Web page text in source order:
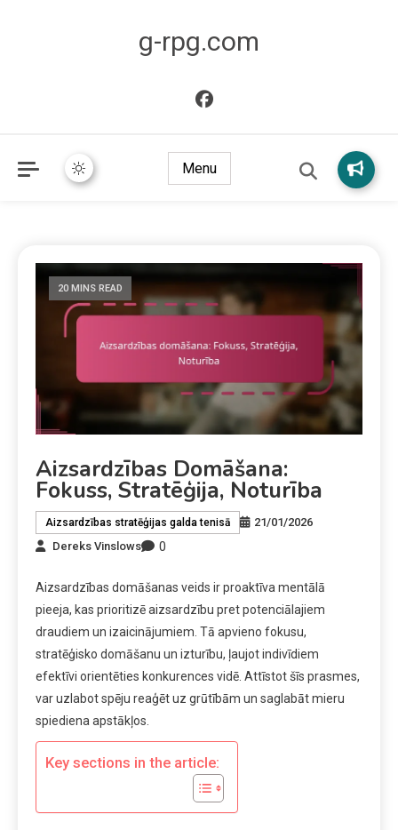
g-rpg.com
Menu
20 MINS READ
Aizsardzības Domāšana:
Fokuss, Stratēģija, Noturība
Aizsardzības stratēģijas galda tenisā
21/01/2026
Dereks Vinslows
0
Aizsardzības domāšanas veids ir proaktīva mentālā
pieeja, kas prioritizē aizsardzību pret potenciālajiem
draudiem un izaicinājumiem. Tā apvieno fokusu,
stratēģisko domāšanu un izturību, ļaujot indivīdiem
efektīvi orientēties konkurences vidē. Attīstot šīs prasmes,
var uzlabot spēju reaģēt uz grūtībām un saglabāt mieru
spiediena apstākļos.
Key sections in the article: